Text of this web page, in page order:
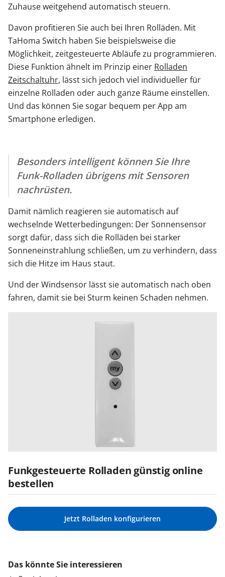
Zuhause weitgehend automatisch steuern.
Davon profitieren Sie auch bei Ihren Rolläden. Mit
TaHoma Switch haben Sie beispielsweise die
Möglichkeit, zeitgesteuerte Abläufe zu programmieren.
Diese Funktion ähnelt im Prinzip einer Rolladen
Zeitschaltuhr, lässt sich jedoch viel individueller für
einzelne Rolladen oder auch ganze Räume einstellen.
Und das können Sie sogar bequem per App am
Smartphone erledigen.
Besonders intelligent können Sie Ihre
Funk-Rolladen übrigens mit Sensoren
nachrüsten.
Damit nämlich reagieren sie automatisch auf
wechselnde Wetterbedingungen: Der Sonnensensor
sorgt dafür, dass sich die Rolläden bei starker
Sonneneinstrahlung schließen, um zu verhindern, dass
sich die Hitze im Haus staut.
Und der Windsensor lässt sie automatisch nach oben
fahren, damit sie bei Sturm keinen Schaden nehmen.
Funkgesteuerte Rolladen günstig online
bestellen
Jetzt Rolladen konfigurieren
Das könnte Sie interessieren